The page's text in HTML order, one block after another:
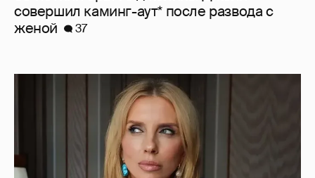
совершил каминг-аут* после развода с
женой
37